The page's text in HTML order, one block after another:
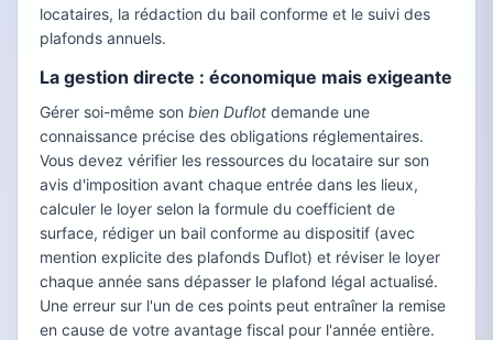
locataires, la rédaction du bail conforme et le suivi des
plafonds annuels.
La gestion directe : économique mais exigeante
Gérer soi-même son bien Duflot demande une
connaissance précise des obligations réglementaires.
Vous devez vérifier les ressources du locataire sur son
avis d'imposition avant chaque entrée dans les lieux,
calculer le loyer selon la formule du coefficient de
surface, rédiger un bail conforme au dispositif (avec
mention explicite des plafonds Duflot) et réviser le loyer
chaque année sans dépasser le plafond légal actualisé.
Une erreur sur l'un de ces points peut entraîner la remise
en cause de votre avantage fiscal pour l'année entière.